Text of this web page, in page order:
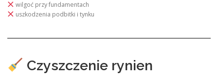
wilgoć przy fundamentach
uszkodzenia podbitki i tynku
Czyszczenie rynien